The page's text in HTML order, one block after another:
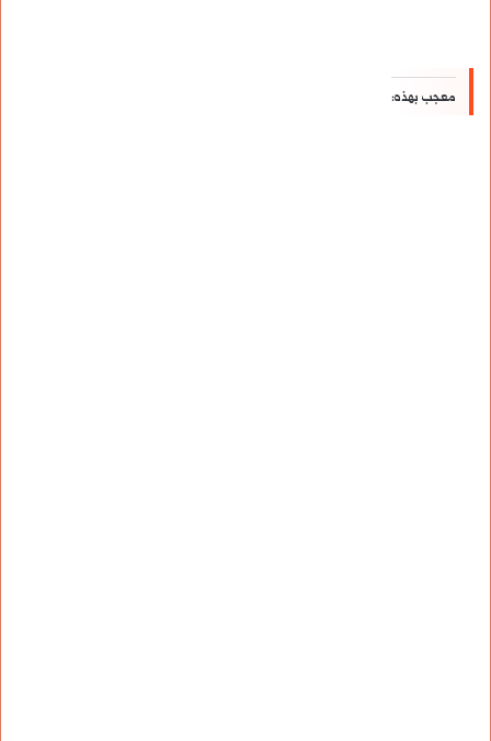
معجب بهذه: